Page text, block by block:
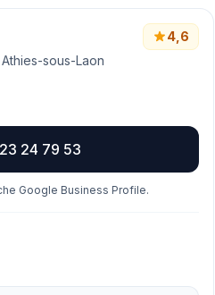
sous-Laon
4,6
24 79 53
Google Business Profile.